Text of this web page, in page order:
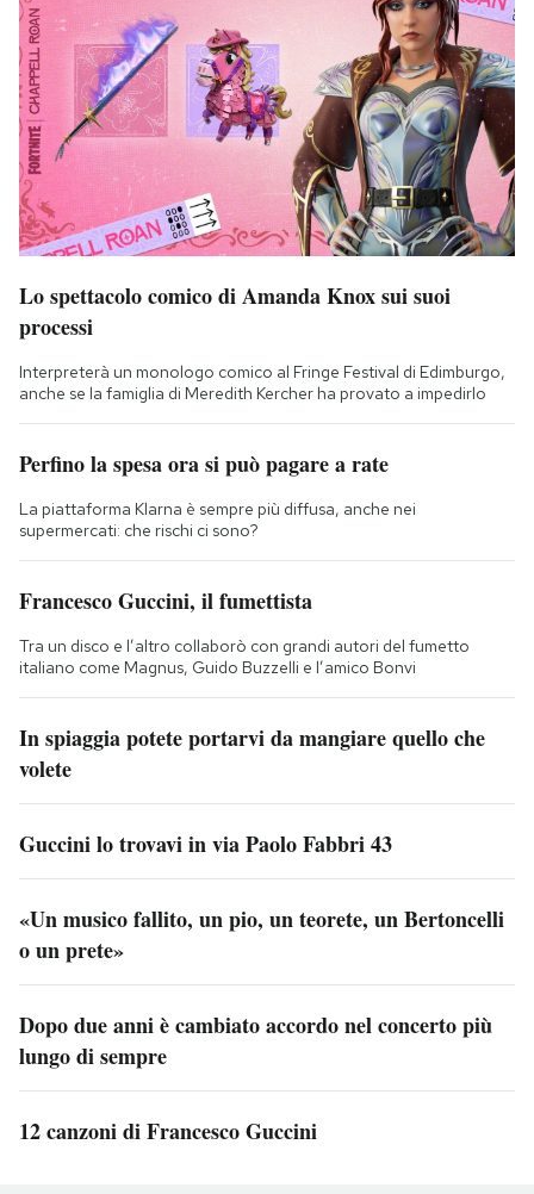
Lo spettacolo comico di Amanda Knox sui suoi
processi
Interpreterà un monologo comico al Fringe Festival di Edimburgo,
anche se la famiglia di Meredith Kercher ha provato a impedirlo
Perfino la spesa ora si può pagare a rate
La piattaforma Klarna è sempre più diffusa, anche nei
supermercati: che rischi ci sono?
Francesco Guccini, il fumettista
Tra un disco e l’altro collaborò con grandi autori del fumetto
italiano come Magnus, Guido Buzzelli e l’amico Bonvi
In spiaggia potete portarvi da mangiare quello che
volete
Guccini lo trovavi in via Paolo Fabbri 43
«Un musico fallito, un pio, un teorete, un Bertoncelli
o un prete»
Dopo due anni è cambiato accordo nel concerto più
lungo di sempre
12 canzoni di Francesco Guccini